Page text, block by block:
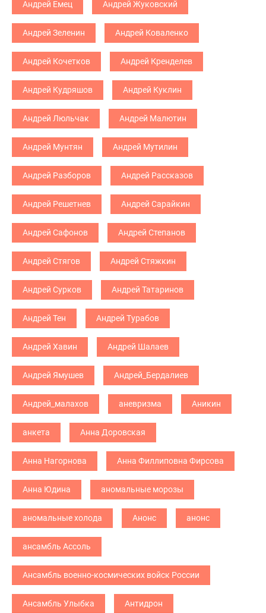
Андрей Емец Андрей Жуковский
Андрей Зеленин Андрей Коваленко
Андрей Кочетков Андрей Кренделев
Андрей Кудряшов Андрей Куклин
Андрей Люльчак Андрей Малютин
Андрей Мунтян Андрей Мутилин
Андрей Разборов Андрей Рассказов
Андрей Решетнев Андрей Сарайкин
Андрей Сафонов Андрей Степанов
Андрей Стягов Андрей Стяжкин
Андрей Сурков Андрей Татаринов
Андрей Тен Андрей Турабов
Андрей Хавин Андрей Шалаев
Андрей Ямушев Андрей_Бердалиев
Андрей_малахов аневризма Аникин
анкета Анна Доровская
Анна Нагорнова Анна Филлиповна Фирсова
Анна Юдина аномальные морозы
аномальные холода Анонс анонс
ансамбль Ассоль
Ансамбль военно-космических войск России
Ансамбль Улыбка Антидрон